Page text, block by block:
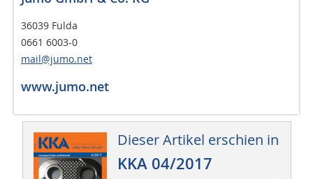
36039 Fulda
0661 6003-0
mail@jumo.net
www.jumo.net
Dieser Artikel erschien in
KKA 04/2017